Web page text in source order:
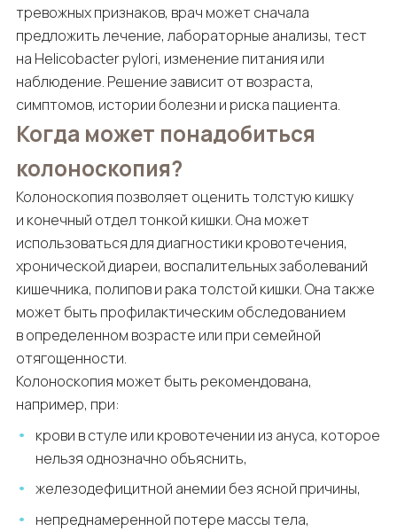
тревожных признаков, врач может сначала
предложить лечение, лабораторные анализы, тест
на Helicobacter pylori, изменение питания или
наблюдение. Решение зависит от возраста,
симптомов, истории болезни и риска пациента.
Когда может понадобиться
колоноскопия?
Колоноскопия позволяет оценить толстую кишку
и конечный отдел тонкой кишки. Она может
использоваться для диагностики кровотечения,
хронической диареи, воспалительных заболеваний
кишечника, полипов и рака толстой кишки. Она также
может быть профилактическим обследованием
в определенном возрасте или при семейной
отягощенности.
Колоноскопия может быть рекомендована,
например, при:
крови в стуле или кровотечении из ануса, которое
нельзя однозначно объяснить,
железодефицитной анемии без ясной причины,
непреднамеренной потере массы тела,